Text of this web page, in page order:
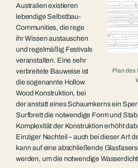
Plan des
Australien existieren
lebendige Selbstbau-
Communities, die rege
ihr Wissen austauschen
und regelmäßig Festivals
veranstalten. Eine sehr
verbreitete Bauweise ist
die sogenannte Hollow
Wood Konstruktion, bei
der anstatt eines Schaumkerns ein
Surfbrett die notwendige Form und
Komplexität der Konstruktion erhöht
Einziger Nachteil – auch bei dieser Art
kann auf eine abschließende
werden, um die notwendige